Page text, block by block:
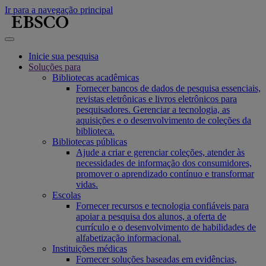
Ir para a navegação principal
Inicie sua pesquisa
Soluções para
Bibliotecas acadêmicas
Fornecer bancos de dados de pesquisa essenciais,
revistas eletrônicas e livros eletrônicos para
pesquisadores. Gerenciar a tecnologia, as
aquisições e o desenvolvimento de coleções da
biblioteca.
Bibliotecas públicas
Ajude a criar e gerenciar coleções, atender às
necessidades de informação dos consumidores,
promover o aprendizado contínuo e transformar
vidas.
Escolas
Fornecer recursos e tecnologia confiáveis para
apoiar a pesquisa dos alunos, a oferta de
currículo e o desenvolvimento de habilidades de
alfabetização informacional.
Instituições médicas
Fornecer soluções baseadas em evidências,